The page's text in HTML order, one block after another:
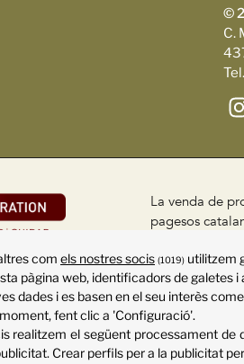
©
C.
La venda de
pagesos
Política de
com els nostres socis (1019) utilitzem
pàgina web, identificadors de galetes
dades i es basen en el seu interès
fent clic a 'Configuració'.
realitzem el següent processament de
. Crear perfils per a la publicitat